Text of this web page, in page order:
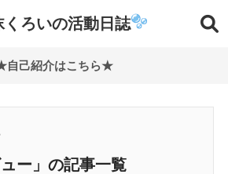
くろいの活動日誌
自己紹介はこちら★
ュー」の記事一覧